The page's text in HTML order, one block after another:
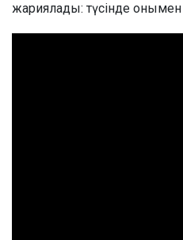
жариялады: түсінде онымен